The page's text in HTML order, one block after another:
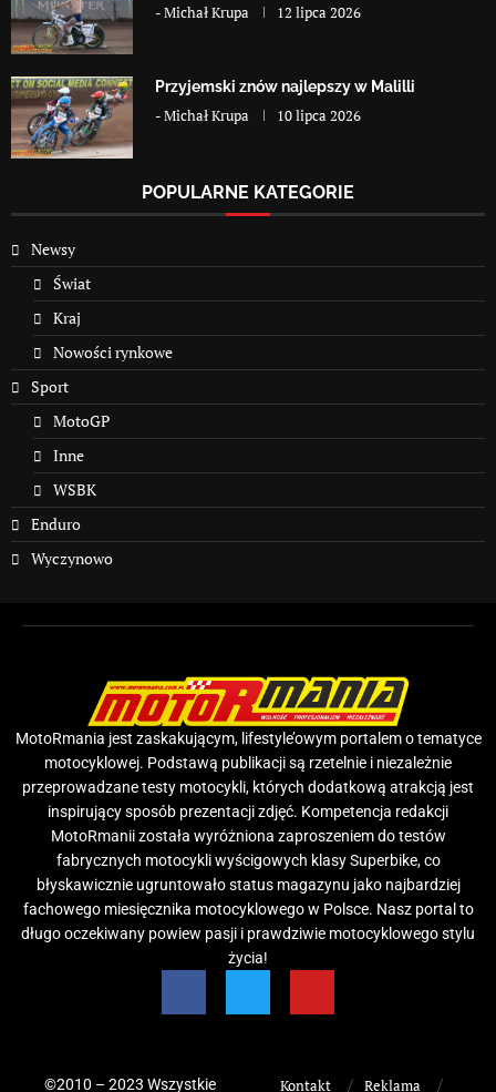
-Michał Krupa 12 lipca 2026
Przyjemski znów najlepszy w Malilli
-Michał Krupa 10 lipca 2026
POPULARNE KATEGORIE
Newsy
Świat
Kraj
Nowości rynkowe
Sport
MotoGP
Inne
WSBK
Enduro
Wyczynowo
MotoRmania jest zaskakującym, lifestyle’owym portalem o tematyce
motocyklowej. Podstawą publikacji są rzetelnie i niezależnie
przeprowadzane testy motocykli, których dodatkową atrakcją jest
inspirujący sposób prezentacji zdjęć. Kompetencja redakcji
MotoRmanii została wyróżniona zaproszeniem do testów
fabrycznych motocykli wyścigowych klasy Superbike, co
błyskawicznie ugruntowało status magazynu jako najbardziej
fachowego miesięcznika motocyklowego w Polsce. Nasz portal to
długo oczekiwany powiew pasji i prawdziwie motocyklowego stylu
życia!
©2010 – 2023 Wszystkie Kontakt Reklama